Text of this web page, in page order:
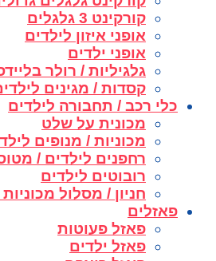
קורקינט 3 גלגלים
אופני איזון לילדים
אופני ילדים
גלגיליות / רולר
קסדות / מגינים
כלי רכב / תחבורה לילדים
מכונית על שלט
מכוניות / מנופים
רחפנים לילדים /
רובוטים לילדים
חניון / מסלול
פאזלים
פאזל פעוטות
פאזל ילדים